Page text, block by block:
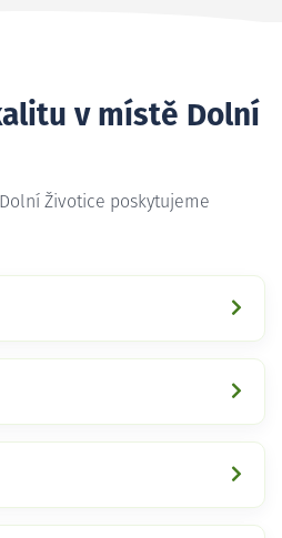
v místě Dolní
Životice poskytujeme